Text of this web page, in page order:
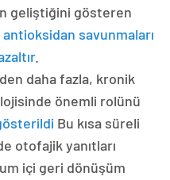
geliştiğini gösteren
savunmaları
.
daha fazla, kronik
önemli rolünü
Bu kısa süreli
otofajik yanıtları
içi geri dönüşüm